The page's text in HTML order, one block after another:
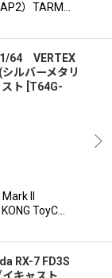
）TARM…
1/64 VERTEX
ルバーメタリ
ト T64G-
II
ToyC…
RX-7 FD3S